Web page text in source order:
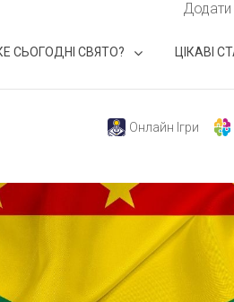
СЬОГОДНІ СВЯТО? ЦІКАВІ
Онлайн Ігри